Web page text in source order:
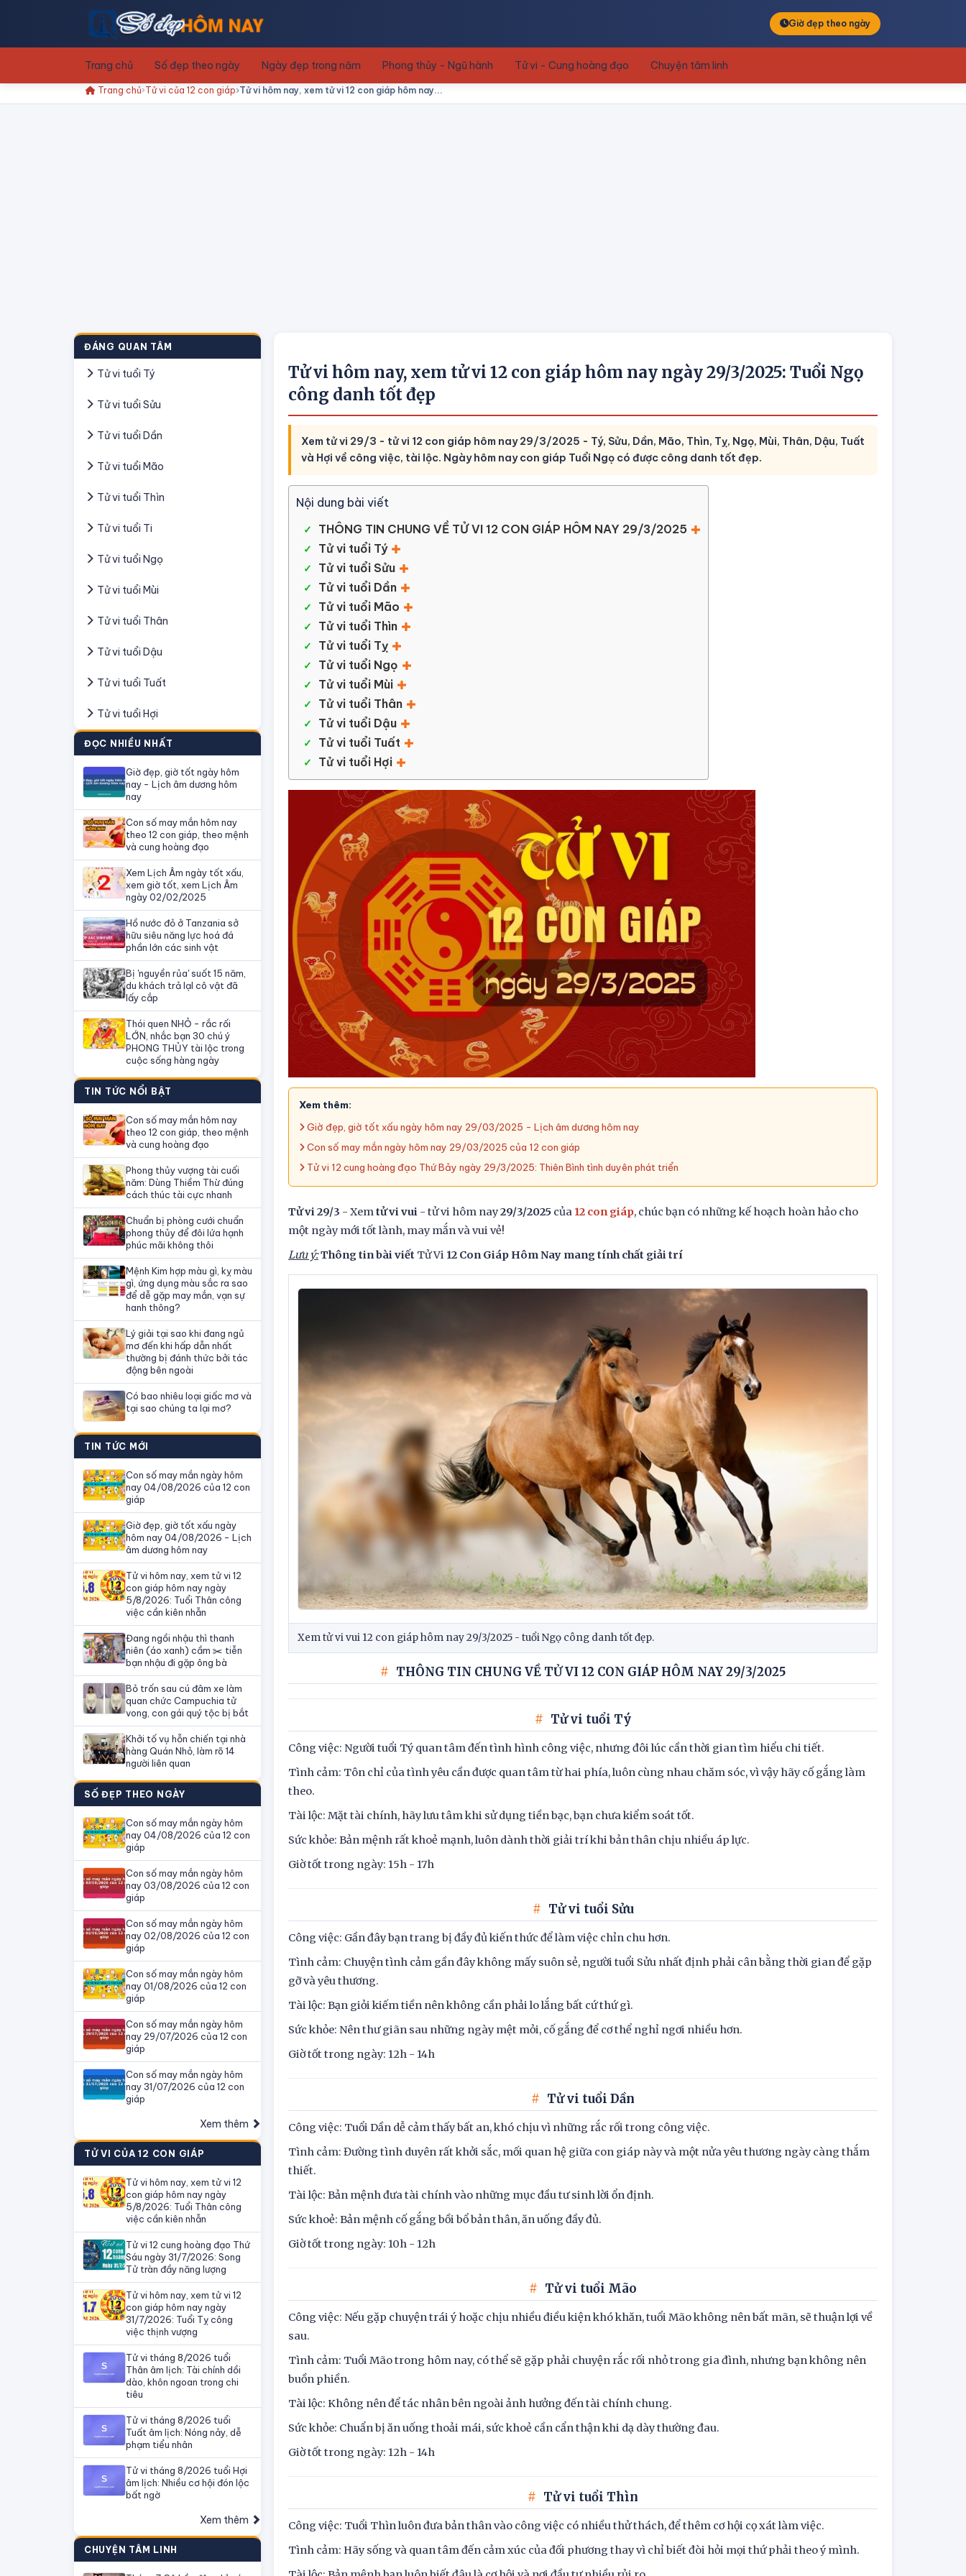
Giờ đẹp theo ngày
Trang chủ Số đẹp theo ngày Ngày đẹp trong năm Phong thủy - Ngũ hành Tử vi - Cung hoàng đạo Chuyện tâm linh
Trang chủ Tử vi của 12 con giáp Tử vi hôm nay, xem tử vi 12 con giáp hôm nay...
ĐÁNG QUAN TÂM
Tử vi tuổi Tý
Tử vi tuổi Sửu
Tử vi tuổi Dần
Tử vi tuổi Mão
Tử vi tuổi Thìn
Tử vi tuổi Ti
Tử vi tuổi Ngọ
Tử vi tuổi Mùi
Tử vi tuổi Thân
Tử vi tuổi Dậu
Tử vi tuổi Tuất
Tử vi tuổi Hợi
ĐỌC NHIỀU NHẤT
Giờ đẹp, giờ tốt ngày hôm
nay - Lịch âm dương hôm
nay
Con số may mắn hôm nay
theo 12 con giáp, theo mệnh
và cung hoàng đạo
Xem Lịch Âm ngày tốt xấu,
xem giờ tốt, xem Lịch Âm
ngày 02/02/2025
Hồ nước đỏ ở Tanzania sở
hữu siêu năng lực hoá đá
phần lớn các sinh vật
Bị 'nguyền rủa' suốt 15 năm,
du khách trả lạI cô vật đã
lấy cắp
Thói quen NHỎ - rắc rối
LỚN, nhắc bạn 30 chú ý
PHONG THỦY tài lộc trong
cuộc sống hàng ngày
TIN TỨC NỔI BẬT
Con số may mắn hôm nay
theo 12 con giáp, theo mệnh
và cung hoàng đạo
Phong thủy vượng tài cuối
năm: Dùng Thiềm Thừ đúng
cách thúc tài cực nhanh
Chuẩn bị phòng cưới chuẩn
phong thủy để đôi lứa hạnh
phúc mãi không thôi
Mệnh Kim hợp màu gì, kỵ màu
gì, ứng dụng màu sắc ra sao
để dễ gặp may mắn, vạn sự
hanh thông?
Lý giải tại sao khi đang ngủ
mơ đến khi hấp dẫn nhất
thường bị đánh thức bởi tác
động bên ngoài
Có bao nhiêu loại giấc mơ và
tại sao chúng ta lại mơ?
TIN TỨC MỚI
Con số may mắn ngày hôm
nay 04/08/2026 của 12 con
giáp
Giờ đẹp, giờ tốt xấu ngày
hôm nay 04/08/2026 - Lịch
âm dương hôm nay
Tử vi hôm nay, xem tử vi 12
con giáp hôm nay ngày
5/8/2026: Tuổi Thân công
việc cần kiên nhẫn
Đang ngồi nhậu thì thanh
niên (áo xanh) cầm ✂️ tiễn
bạn nhậu đi gặp ông bà
Bỏ trốn sau cú đâm xe làm
quan chức Campuchia tử
vong, con gái quý tộc bị bắt
Khởi tố vụ hỗn chiến tại nhà
hàng Quán Nhỏ, làm rõ 14
người liên quan
SỐ ĐẸP THEO NGÀY
Con số may mắn ngày hôm
nay 04/08/2026 của 12 con
giáp
Con số may mắn ngày hôm
nay 03/08/2026 của 12 con
giáp
Con số may mắn ngày hôm
nay 02/08/2026 của 12 con
giáp
Con số may mắn ngày hôm
nay 01/08/2026 của 12 con
giáp
Con số may mắn ngày hôm
nay 29/07/2026 của 12 con
giáp
Con số may mắn ngày hôm
nay 31/07/2026 của 12 con
giáp
Xem thêm
TỬ VI CỦA 12 CON GIÁP
Tử vi hôm nay, xem tử vi 12
con giáp hôm nay ngày
5/8/2026: Tuổi Thân công
việc cần kiên nhẫn
Tử vi 12 cung hoàng đạo Thứ
Sáu ngày 31/7/2026: Song
Tử tràn đầy năng lượng
Tử vi hôm nay, xem tử vi 12
con giáp hôm nay ngày
31/7/2026: Tuổi Tỵ công
việc thịnh vượng
Tử vi tháng 8/2026 tuổi
Thân âm lịch: Tài chính dồi
dào, khôn ngoan trong chi
tiêu
Tử vi tháng 8/2026 tuổi
Tuất âm lịch: Nóng nảy, dễ
phạm tiểu nhân
Tử vi tháng 8/2026 tuổi Hợi
âm lịch: Nhiều cơ hội đón lộc
bất ngờ
Xem thêm
CHUYỆN TÂM LINH
Tử vi hôm nay, xem tử vi 12 con giáp hôm nay ngày 29/3/2025: Tuổi Ngọ
công danh tốt đẹp
Xem tử vi 29/3 - tử vi 12 con giáp hôm nay 29/3/2025 - Tý, Sửu, Dần, Mão, Thìn, Tỵ, Ngọ, Mùi, Thân, Dậu, Tuất
và Hợi về công việc, tài lộc. Ngày hôm nay con giáp Tuổi Ngọ có được công danh tốt đẹp.
Nội dung bài viết
THÔNG TIN CHUNG VỀ TỬ VI 12 CON GIÁP HÔM NAY 29/3/2025
Tử vi tuổi Tý
Tử vi tuổi Sửu
Tử vi tuổi Dần
Tử vi tuổi Mão
Tử vi tuổi Thìn
Tử vi tuổi Tỵ
Tử vi tuổi Ngọ
Tử vi tuổi Mùi
Tử vi tuổi Thân
Tử vi tuổi Dậu
Tử vi tuổi Tuất
Tử vi tuổi Hợi
Xem thêm:
Giờ đẹp, giờ tốt xấu ngày hôm nay 29/03/2025 - Lịch âm dương hôm nay
Con số may mắn ngày hôm nay 29/03/2025 của 12 con giáp
Tử vi 12 cung hoàng đạo Thứ Bảy ngày 29/3/2025: Thiên Bình tình duyên phát triển
Tử vi 29/3 - Xemtử vi vui - tử vi hôm nay29/3/2025 của 12 con giáp, chúc bạn có những kế hoạch hoàn hảo cho
một ngày mới tốt lành, may mắn và vui vẻ!
Lưu ý:Thông tin bài viết Tử Vi 12 Con Giáp Hôm Nay mang tính chất giải trí
Xem tử vi vui 12 con giáp hôm nay 29/3/2025 - tuổi Ngọ công danh tốt đẹp.
THÔNG TIN CHUNG VỀ TỬ VI 12 CON GIÁP HÔM NAY 29/3/2025
Tử vi tuổi Tý
Công việc: Người tuổi Tý quan tâm đến tình hình công việc, nhưng đôi lúc cần thời gian tìm hiểu chi tiết.
Tình cảm: Tôn chỉ của tình yêu cần được quan tâm từ hai phía, luôn cùng nhau chăm sóc, vì vậy hãy cố gắng làm
theo.
Tài lộc: Mặt tài chính, hãy lưu tâm khi sử dụng tiền bạc, bạn chưa kiểm soát tốt.
Sức khỏe: Bản mệnh rất khoẻ mạnh, luôn dành thời giải trí khi bản thân chịu nhiều áp lực.
Giờ tốt trong ngày: 15h - 17h
Tử vi tuổi Sửu
Công việc: Gần đây bạn trang bị đầy đủ kiến thức để làm việc chỉn chu hơn.
Tình cảm: Chuyện tình cảm gần đây không mấy suôn sẻ, người tuổi Sửu nhất định phải cân bằng thời gian để gặp
gỡ và yêu thương.
Tài lộc: Bạn giỏi kiếm tiền nên không cần phải lo lắng bất cứ thứ gì.
Sức khỏe: Nên thư giãn sau những ngày mệt mỏi, cố gắng để cơ thể nghỉ ngơi nhiều hơn.
Giờ tốt trong ngày: 12h - 14h
Tử vi tuổi Dần
Công việc: Tuổi Dần dễ cảm thấy bất an, khó chịu vì những rắc rối trong công việc.
Tình cảm: Đường tình duyên rất khởi sắc, mối quan hệ giữa con giáp này và một nửa yêu thương ngày càng thắm
thiết.
Tài lộc: Bản mệnh đưa tài chính vào những mục đầu tư sinh lời ổn định.
Sức khoẻ: Bản mệnh cố gắng bồi bổ bản thân, ăn uống đầy đủ.
Giờ tốt trong ngày: 10h - 12h
Tử vi tuổi Mão
Công việc: Nếu gặp chuyện trái ý hoặc chịu nhiều điều kiện khó khăn, tuổi Mão không nên bất mãn, sẽ thuận lợi về
sau.
Tình cảm: Tuổi Mão trong hôm nay, có thể sẽ gặp phải chuyện rắc rối nhỏ trong gia đình, nhưng bạn không nên
buồn phiền.
Tài lộc: Không nên để tác nhân bên ngoài ảnh hưởng đến tài chính chung.
Sức khỏe: Chuẩn bị ăn uống thoải mái, sức khoẻ cần cẩn thận khi dạ dày thường đau.
Giờ tốt trong ngày: 12h - 14h
Tử vi tuổi Thìn
Công việc: Tuổi Thìn luôn đưa bản thân vào công việc có nhiều thử thách, để thêm cơ hội cọ xát làm việc.
Tình cảm: Hãy sống và quan tâm đến cảm xúc của đối phương thay vì chỉ biết đòi hỏi mọi thứ phải theo ý mình.